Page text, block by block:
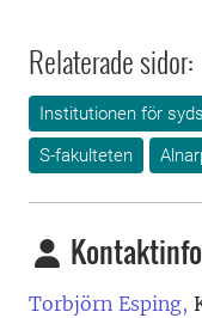
Relaterade sidor:
Institutionen för
S-fakulteten
Torbjörn Esping,